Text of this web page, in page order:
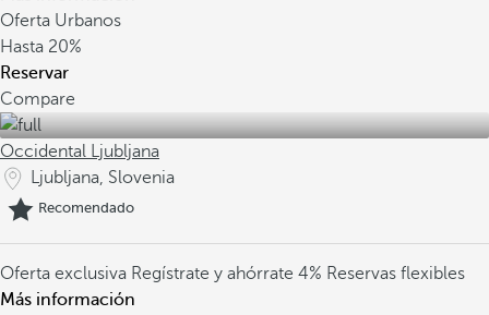
Oferta Urbanos
Hasta 20%
Reservar
Compare
Occidental Ljubljana
Ljubljana, Slovenia
Recomendado
Oferta exclusiva Regístrate y ahórrate 4% Reservas flexibles
Más información